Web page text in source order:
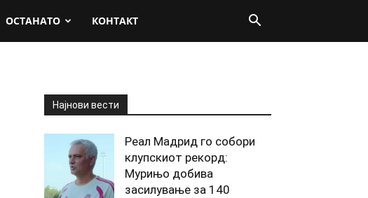
ОСТАНАТО КОНТАКТ
Најнови вести
Реал Мадрид го собори
клупскиот рекорд:
Мурињо добива
засилување за 140